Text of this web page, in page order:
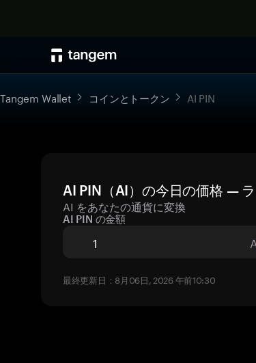
Tangem Wallet コインとトークン AI PIN
AI PIN（AI）の今日の価格 —
AI をあなたの通貨に変換
AI PIN の金額
最終更新日：8月06日, 2026 午前10:30